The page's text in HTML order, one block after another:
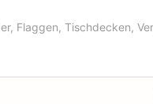
Flaggen, Tischdecken,